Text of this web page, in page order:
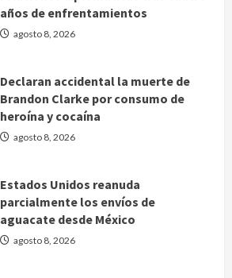
años de enfrentamientos
agosto 8, 2026
Declaran accidental la muerte de
Brandon Clarke por consumo de
heroína y cocaína
agosto 8, 2026
Estados Unidos reanuda
parcialmente los envíos de
aguacate desde México
agosto 8, 2026